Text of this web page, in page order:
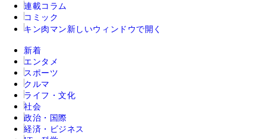
連載コラム
コミック
キン肉マン 新しいウィンドウで開く
新着
エンタメ
スポーツ
クルマ
ライフ・文化
社会
政治・国際
経済・ビジネス